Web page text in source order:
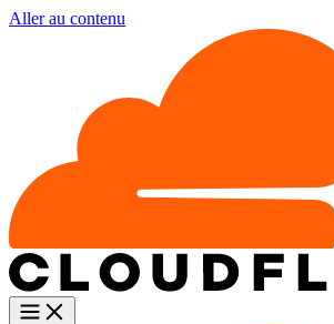
Aller au contenu